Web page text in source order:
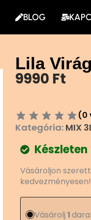
BLOG
Lila
9990 Ft
(0
Kategória: MIX
Készleten
Vásároljon
kedvezményesen!
Vásárolj 1
Virágtánc
Tumbler
mennyiség